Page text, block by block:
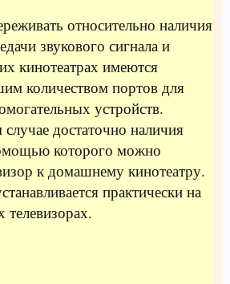
относительно наличия
звукового сигнала и
кинотеатрах имеются
количеством портов для
устройств.
достаточно наличия
которого можно
к домашнему кинотеатру.
практически на
телевизорах.